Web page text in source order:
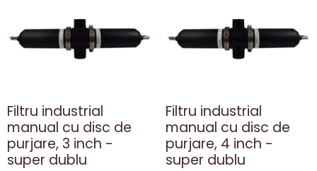
Filtru industrial
manual cu disc de
purjare, 3 inch -
super dublu
Filtru industrial
manual cu disc de
purjare, 4 inch -
super dublu